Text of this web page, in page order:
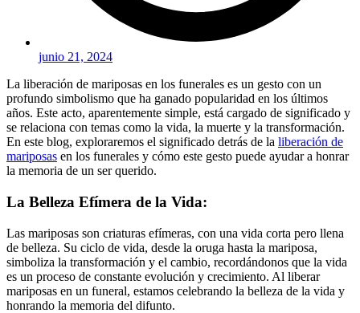
junio 21, 2024
La liberación de mariposas en los funerales es un gesto con un
profundo simbolismo que ha ganado popularidad en los últimos
años. Este acto, aparentemente simple, está cargado de significado y
se relaciona con temas como la vida, la muerte y la transformación.
En este blog, exploraremos el significado detrás de la liberación de
mariposas en los funerales y cómo este gesto puede ayudar a honrar
la memoria de un ser querido.
La Belleza Efímera de la Vida:
Las mariposas son criaturas efímeras, con una vida corta pero llena
de belleza. Su ciclo de vida, desde la oruga hasta la mariposa,
simboliza la transformación y el cambio, recordándonos que la vida
es un proceso de constante evolución y crecimiento. Al liberar
mariposas en un funeral, estamos celebrando la belleza de la vida y
honrando la memoria del difunto.